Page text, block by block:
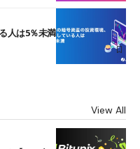
人は5％未満
View All